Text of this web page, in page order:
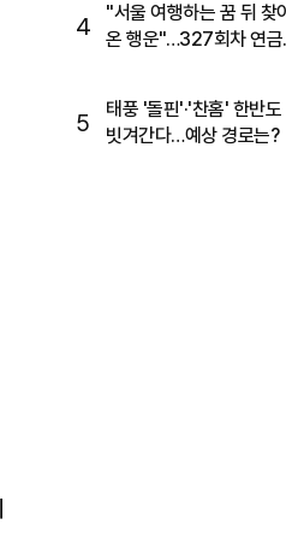
4
"서울 여행하는 꿈 뒤 찾
온 행운"…327회차 연금
5
태풍 '돌핀'·'찬홈' 한반도
빗겨간다…예상 경로는?